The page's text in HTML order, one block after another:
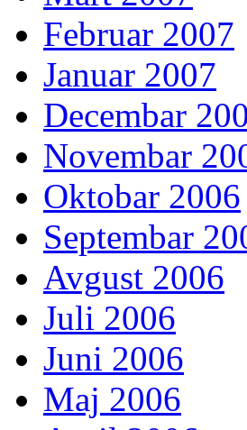
Februar 2007
Januar 2007
Decembar
Novembar
Oktobar 2006
Septembar
Avgust 2006
Juli 2006
Juni 2006
Maj 2006